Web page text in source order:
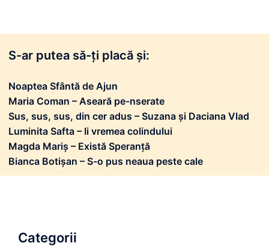
S-ar putea să-ți placă și:
Noaptea Sfântă de Ajun
Maria Coman – Aseară pe-nserate
Sus, sus, sus, din cer adus – Suzana și Daciana Vlad
Luminita Safta – Ii vremea colindului
Magda Mariș – Există Speranță
Bianca Botișan – S-o pus neaua peste cale
Categorii